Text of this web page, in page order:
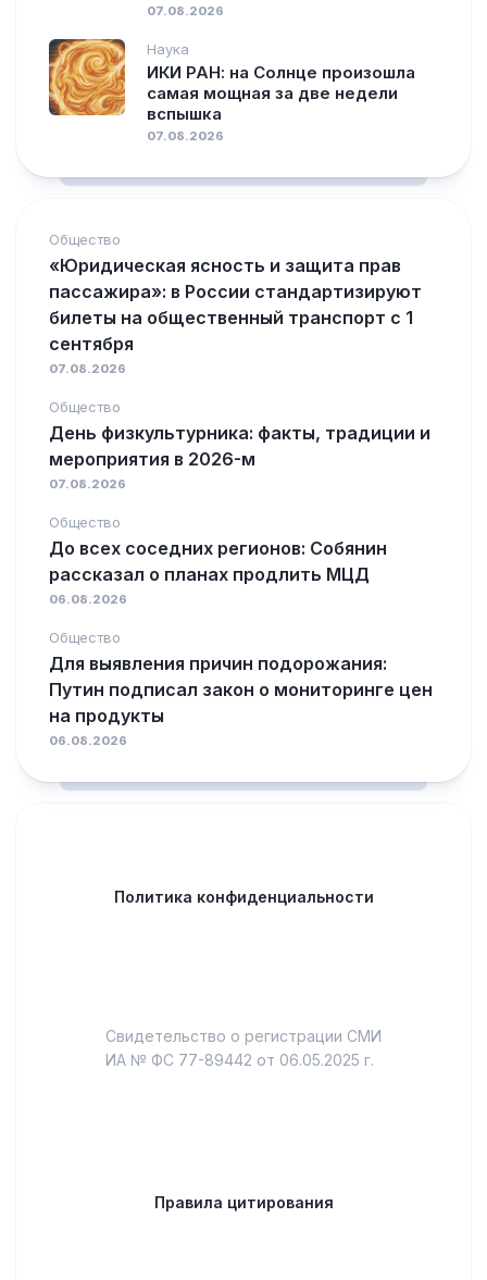
07.08.2026
Наука
ИКИ РАН: на Солнце произошла
самая мощная за две недели
вспышка
07.08.2026
Общество
«Юридическая ясность и защита прав
пассажира»: в России стандартизируют
билеты на общественный транспорт с 1
сентября
07.08.2026
Общество
День физкультурника: факты, традиции и
мероприятия в 2026-м
07.08.2026
Общество
До всех соседних регионов: Собянин
рассказал о планах продлить МЦД
06.08.2026
Общество
Для выявления причин подорожания:
Путин подписал закон о мониторинге цен
на продукты
06.08.2026
Политика конфиденциальности
Свидетельство о регистрации СМИ
ИА № ФС 77-89442 от 06.05.2025 г.
Правила цитирования